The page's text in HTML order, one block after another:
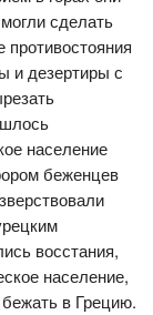
сделать
и дезертиры с
население
беженцев
восстания,
население,
в Грецию.